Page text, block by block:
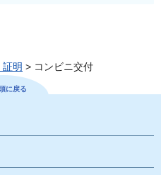
証明 > コンビニ交付
に戻る